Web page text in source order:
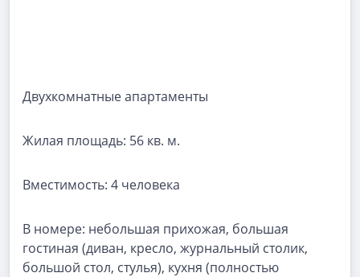
Двухкомнатные апартаменты
Жилая площадь: 56 кв. м.
Вместимость: 4 человека
В номере: небольшая прихожая, большая
гостиная (диван, кресло, журнальный столик,
большой стол, стулья), кухня (полностью